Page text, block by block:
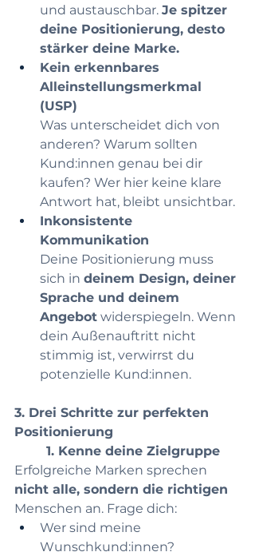
und austauschbar. Je spitzer
deine Positionierung, desto
stärker deine Marke.
Kein erkennbares
Alleinstellungsmerkmal
(USP)
Was unterscheidet dich von
anderen? Warum sollten
Kund:innen genau bei dir
kaufen? Wer hier keine klare
Antwort hat, bleibt unsichtbar.
Inkonsistente
Kommunikation
Deine Positionierung muss
sich in deinem Design, deiner
Sprache und deinem
Angebot widerspiegeln. Wenn
dein Außenauftritt nicht
stimmig ist, verwirrst du
potenzielle Kund:innen.
3. Drei Schritte zur perfekten
Positionierung
	1. Kenne deine Zielgruppe
Erfolgreiche Marken sprechen
nicht alle, sondern die richtigen
Menschen an. Frage dich:
Wer sind meine
Wunschkund:innen?